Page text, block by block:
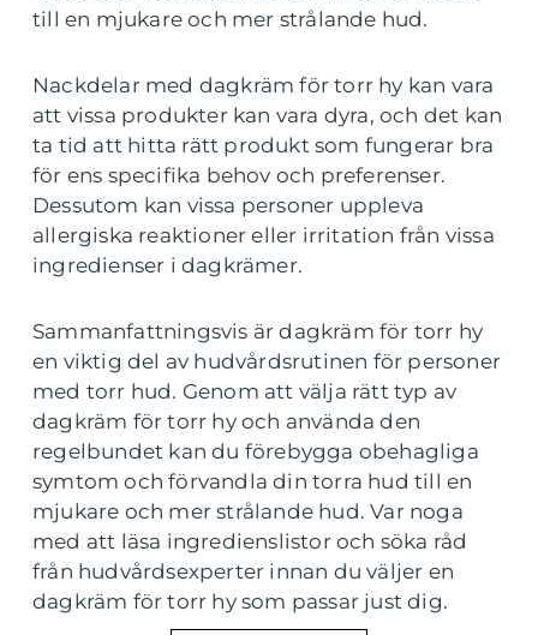
till en mjukare och mer strålande hud.
Nackdelar med dagkräm för torr hy kan vara
att vissa produkter kan vara dyra, och det kan
ta tid att hitta rätt produkt som fungerar bra
för ens specifika behov och preferenser.
Dessutom kan vissa personer uppleva
allergiska reaktioner eller irritation från vissa
ingredienser i dagkrämer.
Sammanfattningsvis är dagkräm för torr hy
en viktig del av hudvårdsrutinen för personer
med torr hud. Genom att välja rätt typ av
dagkräm för torr hy och använda den
regelbundet kan du förebygga obehagliga
symtom och förvandla din torra hud till en
mjukare och mer strålande hud. Var noga
med att läsa ingredienslistor och söka råd
från hudvårdsexperter innan du väljer en
dagkräm för torr hy som passar just dig.